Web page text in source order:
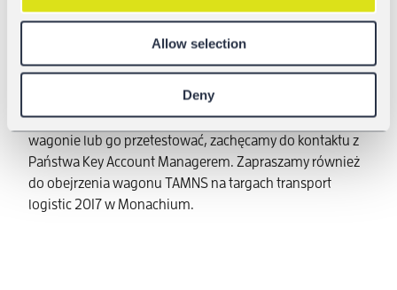
Allow selection
Deny
Pojemność: 82,5 m³
Masa własna: 24,5 t
Ładowność: 65,.5 t
Jeśli chcą Państwo dowiedzieć się więcej o nowym
wagonie lub go przetestować, zachęcamy do kontaktu z
Państwa Key Account Managerem. Zapraszamy również
do obejrzenia wagonu TAMNS na targach transport
logistic 2017 w Monachium.